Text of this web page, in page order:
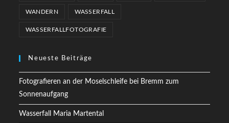
WANDERN WASSERFALL
WASSERFALLFOTOGRAFIE
Neueste Beiträge
Fotografieren an der Moselschleife bei Bremm zum
Sonnenaufgang
Wasserfall Maria Martental